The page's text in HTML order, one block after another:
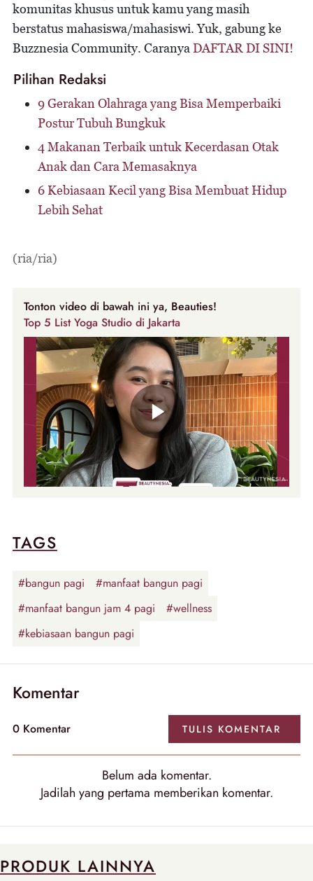
komunitas khusus untuk kamu yang masih
berstatus mahasiswa/mahasiswi. Yuk, gabung ke
Buzznesia Community. Caranya DAFTAR DI SINI!
Pilihan Redaksi
9 Gerakan Olahraga yang Bisa Memperbaiki
Postur Tubuh Bungkuk
4 Makanan Terbaik untuk Kecerdasan Otak
Anak dan Cara Memasaknya
6 Kebiasaan Kecil yang Bisa Membuat Hidup
Lebih Sehat
(ria/ria)
Tonton video di bawah ini ya, Beauties!
Top 5 List Yoga Studio di Jakarta
TAGS
#bangun pagi
#manfaat bangun pagi
#manfaat bangun jam 4 pagi
#wellness
#kebiasaan bangun pagi
Komentar
0 Komentar TULIS KOMENTAR
Belum ada komentar.
Jadilah yang pertama memberikan komentar.
PRODUK LAINNYA